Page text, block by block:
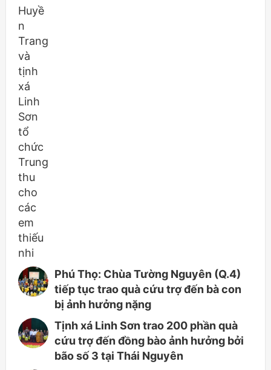
Phú Thọ: Chùa Tường Nguyên (Q.4)
tiếp tục trao quà cứu trợ đến bà con
bị ảnh hưởng nặng
Tịnh xá Linh Sơn trao 200 phần quà
cứu trợ đến đồng bào ảnh hưởng bởi
bão số 3 tại Thái Nguyên